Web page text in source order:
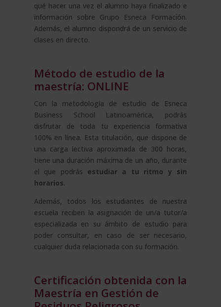
qué hacer una vez el alumno haya finalizado e
información sobre Grupo Esneca Formación.
Además, el alumno dispondrá de un servicio de
clases en directo.
Método de estudio de la
maestría: ONLINE
Con la metodología de estudio de Esneca
Business School Latinoamérica, podrás
disfrutar de toda tu experiencia formativa
100% en línea. Esta titulación, que dispone de
una carga lectiva aproximada de 300 horas,
tiene una duración máxima de un año, durante
el que podrás estudiar a tu ritmo y sin
horarios.
Además, todos los estudiantes de nuestra
escuela reciben la asignación de un/a tutor/a
especializada en su ámbito de estudio para
poder consultar, en caso de ser necesario,
cualquier duda relacionada con su formación.
Certificación obtenida con la
Maestría en Gestión de